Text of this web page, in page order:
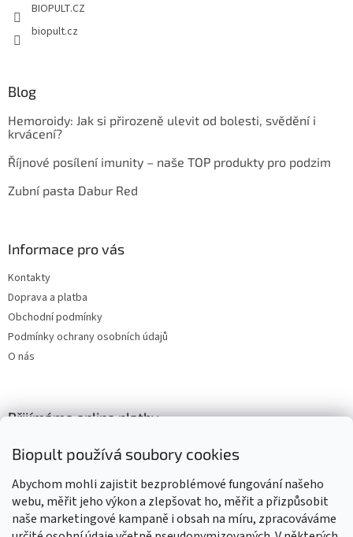
Biopult používá soubory cookies
Abychom mohli zajistit bezproblémové fungování našeho
webu, měřit jeho výkon a zlepšovat ho, měřit a přizpůsobit
naše marketingové kampaně i obsah na míru, zpracováváme
BIOPULT.CZ
biopult.cz
Blog
Hemoroidy: Jak si přirozeně ulevit od bolesti, svědění i
krvácení?
Říjnové posílení imunity – naše TOP produkty pro podzim
Zubní pasta Dabur Red
Informace pro vás
Kontakty
Doprava a platba
Obchodní podmínky
Podmínky ochrany osobních údajů
O nás
Přijímáme online platby
Výrobky označené BIO jsou certifikované kontrolní organizací CZ-